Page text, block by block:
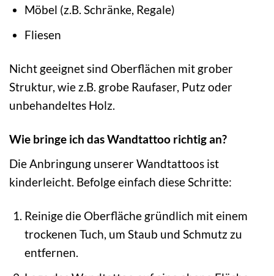
Möbel (z.B. Schränke, Regale)
Fliesen
Nicht geeignet sind Oberflächen mit grober
Struktur, wie z.B. grobe Raufaser, Putz oder
unbehandeltes Holz.
Wie bringe ich das Wandtattoo richtig an?
Die Anbringung unserer Wandtattoos ist
kinderleicht. Befolge einfach diese Schritte:
Reinige die Oberfläche gründlich mit einem
trockenen Tuch, um Staub und Schmutz zu
entfernen.